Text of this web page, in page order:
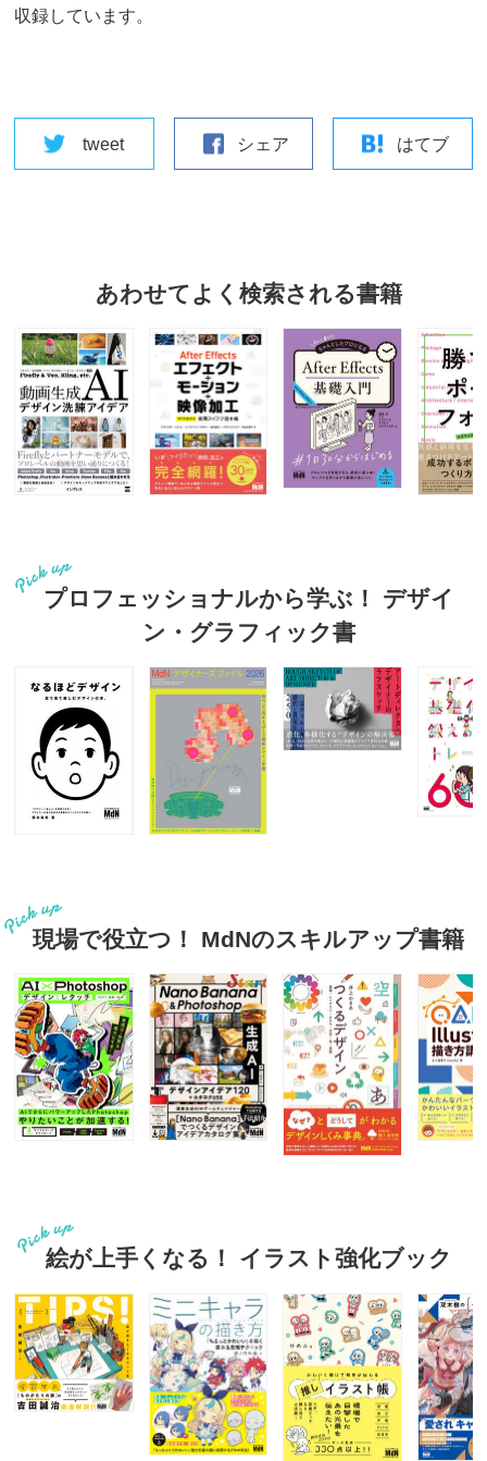
収録しています。
tweet シェア はてブ
あわせてよく検索される書籍
プロフェッショナルから学ぶ！ デザイ
ン・グラフィック書
現場で役立つ！ MdNのスキルアップ書籍
絵が上手くなる！ イラスト強化ブック